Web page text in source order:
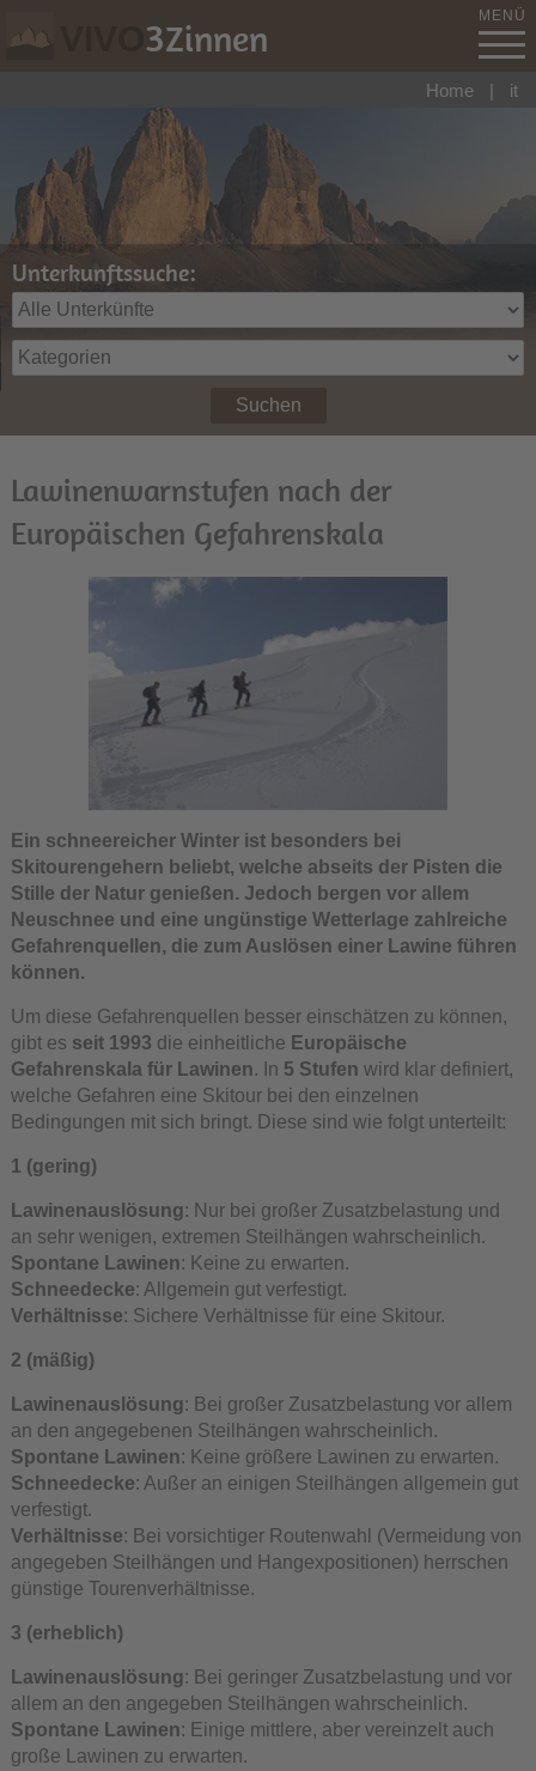
3Zinnen MENÜ
Unterkunftssuche:
Suchen
Home | it
Lawinenwarnstufen nach der
Europäischen Gefahrenskala
Ein schneereicher Winter ist besonders bei
Skitourengehern beliebt, welche abseits der Pisten die
Stille der Natur genießen. Jedoch bergen vor allem
Neuschnee und eine ungünstige Wetterlage zahlreiche
Gefahrenquellen, die zum Auslösen einer Lawine führen
können.
Um diese Gefahrenquellen besser einschätzen zu können,
gibt es seit 1993 die einheitliche Europäische
Gefahrenskala für Lawinen. In 5 Stufen wird klar definiert,
welche Gefahren eine Skitour bei den einzelnen
Bedingungen mit sich bringt. Diese sind wie folgt unterteilt:
1 (gering)
Lawinenauslösung: Nur bei großer Zusatzbelastung und
an sehr wenigen, extremen Steilhängen wahrscheinlich.
Spontane Lawinen: Keine zu erwarten.
Schneedecke: Allgemein gut verfestigt.
Verhältnisse: Sichere Verhältnisse für eine Skitour.
2 (mäßig)
Lawinenauslösung: Bei großer Zusatzbelastung vor allem
an den angegebenen Steilhängen wahrscheinlich.
Spontane Lawinen: Keine größere Lawinen zu erwarten.
Schneedecke: Außer an einigen Steilhängen allgemein gut
verfestigt.
Verhältnisse: Bei vorsichtiger Routenwahl (Vermeidung von
angegeben Steilhängen und Hangexpositionen) herrschen
günstige Tourenverhältnisse.
3 (erheblich)
Lawinenauslösung: Bei geringer Zusatzbelastung und vor
allem an den angegeben Steilhängen wahrscheinlich.
Spontane Lawinen: Einige mittlere, aber vereinzelt auch
große Lawinen zu erwarten.